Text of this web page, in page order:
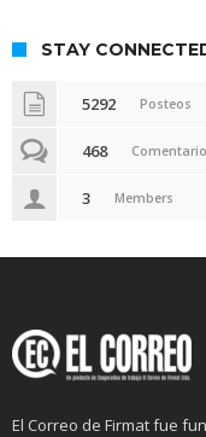
STAY
5292 Posteos
468
3 Members
El Correo de Firmat fue